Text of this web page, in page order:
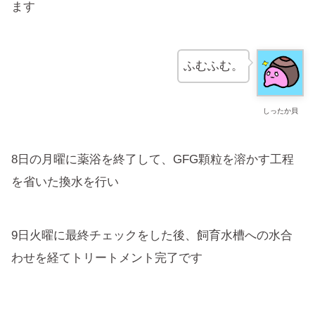
ます
しったか貝
ふむふむ。
8日の月曜に薬浴を終了して、GFG顆粒を溶かす工程
を省いた換水を行い
9日火曜に最終チェックをした後、飼育水槽への水合
わせを経てトリートメント完了です